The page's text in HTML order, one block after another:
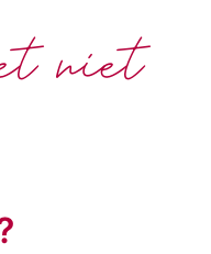
niet